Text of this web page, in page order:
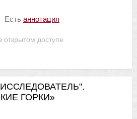
открытом доступе
Есть аннотация
ИССЛЕДОВАТЕЛЬ".
ГОРКИ»